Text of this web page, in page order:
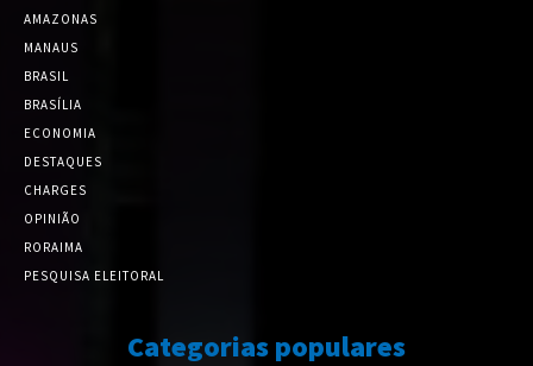
AMAZONAS
MANAUS
BRASIL
BRASÍLIA
ECONOMIA
DESTAQUES
CHARGES
OPINIÃO
RORAIMA
PESQUISA ELEITORAL
Categorias populares